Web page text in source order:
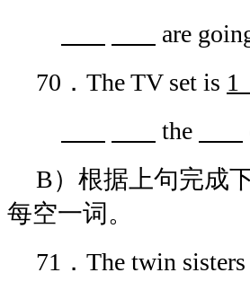
are
70．The TV set is 1
the
B）根据上句完成
每空一词。
71．The twin